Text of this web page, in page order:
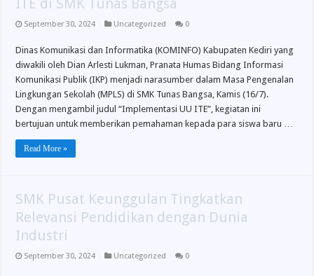
ITE di SMK Tunas Bangsa
September 30, 2024 Uncategorized 0
Dinas Komunikasi dan Informatika (KOMINFO) Kabupaten Kediri yang
diwakili oleh Dian Arlesti Lukman, Pranata Humas Bidang Informasi
Komunikasi Publik (IKP) menjadi narasumber dalam Masa Pengenalan
Lingkungan Sekolah (MPLS) di SMK Tunas Bangsa, Kamis (16/7).
Dengan mengambil judul “Implementasi UU ITE”, kegiatan ini
bertujuan untuk memberikan pemahaman kepada para siswa baru …
Read More »
SMK Pusat Keunggulan Tingkatkan
Relevansi Pendidikan dengan Dunia
Industri
September 30, 2024 Uncategorized 0